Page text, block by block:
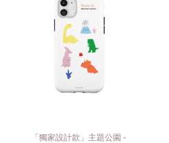
「獨家設計款」主題公園 -